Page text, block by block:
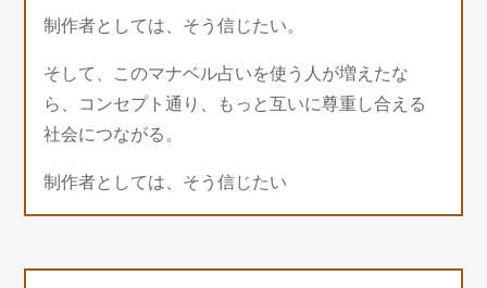
制作者としては、そう信じたい。
そして、このマナベル占いを使う人が増えたな
ら、コンセプト通り、もっと互いに尊重し合える
社会につながる。
制作者としては、そう信じたい